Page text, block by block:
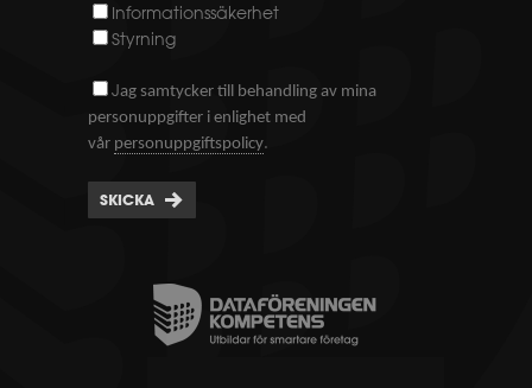
Informationssäkerhet
Styrning
Jag samtycker till behandling av mina
personuppgifter i enlighet med
vår personuppgiftspolicy.
SKICKA